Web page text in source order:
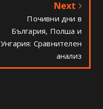
Next
Почивни дни в
България, Полша и
Унгария: Сравнителен
анализ